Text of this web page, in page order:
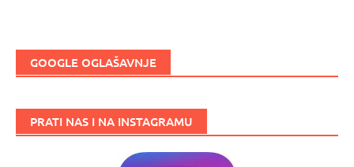
GOOGLE OGLAŠAVNJE
PRATI NAS I NA INSTAGRAMU